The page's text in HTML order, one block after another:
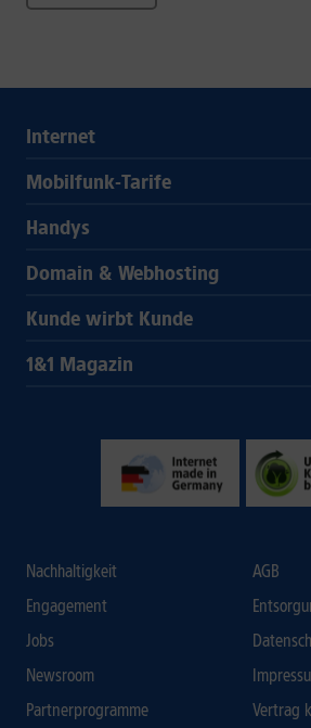
Internet
Mobilfunk-Tarife
Handys
Domain & Webhosting
Kunde wirbt Kunde
1&1 Magazin
Nachhaltigkeit
Engagement
Jobs
Newsroom
Partnerprogramme
AGB
Vertrag